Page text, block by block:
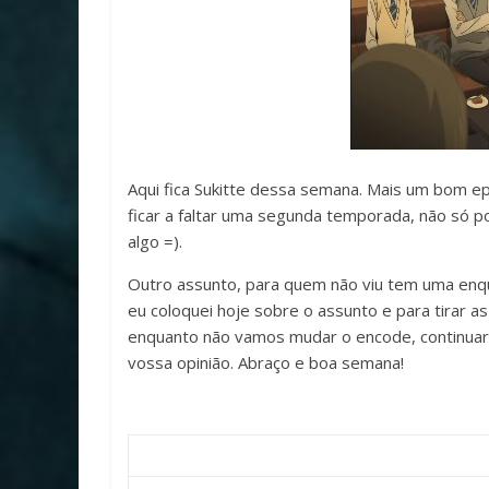
Aqui fica Sukitte dessa semana. Mais um bom
ficar a faltar uma segunda temporada, não só
algo =).
Outro assunto, para quem não viu tem uma
eu coloquei hoje sobre o assunto e para tirar
enquanto não vamos mudar o encode,
vossa opinião. Abraço e boa semana!